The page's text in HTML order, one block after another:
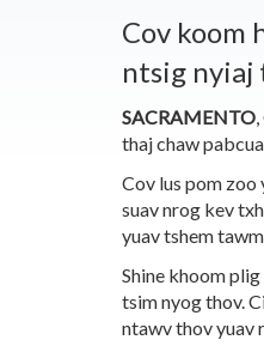
Cov koom
ntsig nyiaj
SACRAMENTO
thaj chaw
Cov lus pom zoo
suav nrog kev
yuav tshem
Shine khoom
tsim nyog thov.
ntawv thov yuav